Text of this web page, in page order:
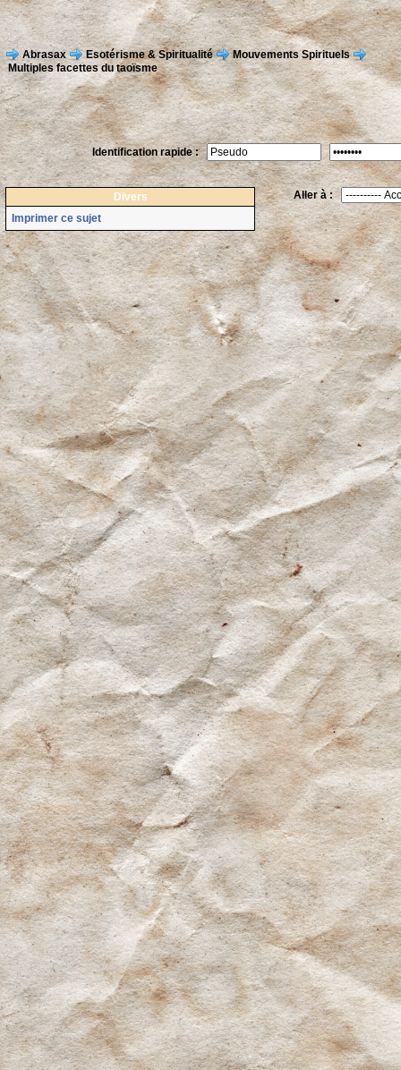
Abrasax Esotérisme & Spiritualité
Mouvements Spirituels
Multiples facettes du taoïsme
Identification rapide :
Divers
Imprimer ce sujet
Aller à :